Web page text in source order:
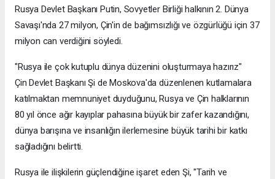
Rusya Devlet Başkanı Putin, Sovyetler Birliği halkının 2. Dünya
Savaşı'nda 27 milyon, Çin'in de bağımsızlığı ve özgürlüğü için 37
milyon can verdiğini söyledi.
"Rusya ile çok kutuplu dünya düzenini oluşturmaya hazırız"
Çin Devlet Başkanı Şi de Moskova'da düzenlenen kutlamalara
katılmaktan memnuniyet duyduğunu, Rusya ve Çin halklarının
80 yıl önce ağır kayıplar pahasına büyük bir zafer kazandığını,
dünya barışına ve insanlığın ilerlemesine büyük tarihi bir katkı
sağladığını belirtti.
Rusya ile ilişkilerin güçlendiğine işaret eden Şi, "Tarih ve